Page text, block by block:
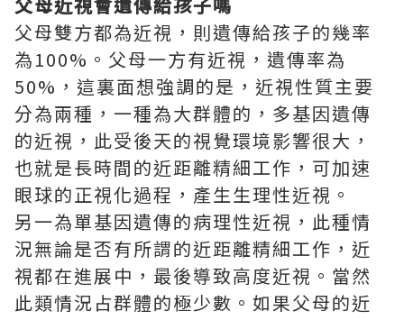
父母雙方都為近視，則遺傳給孩子的幾率
為100%。父母一方有近視，遺傳率為
50%，這裏面想強調的是，近視性質主要
分為兩種，一種為大群體的，多基因遺傳
的近視，此受後天的視覺環境影響很大，
也就是長時間的近距離精細工作，可加速
眼球的正視化過程，產生生理性近視。
另一為單基因遺傳的病理性近視，此種情
況無論是否有所謂的近距離精細工作，近
視都在進展中，最後導致高度近視。當然
此類情況占群體的極少數。如果父母的近